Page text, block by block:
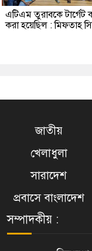
এটিএম তুরাবকে টার্গেট
করা হয়েছিল : মিফতাহ
জাতীয়
খেলাধুলা
সারাদেশ
প্রবাসে বাংলাদেশ
সম্পাদকীয় :